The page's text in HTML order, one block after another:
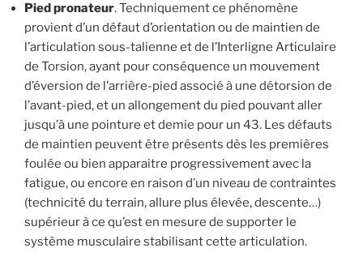
Pied pronateur. Techniquement ce phénomène
provient d’un défaut d’orientation ou de maintien de
l’articulation sous-talienne et de l’Interligne Articulaire
de Torsion, ayant pour conséquence un mouvement
d’éversion de l’arrière-pied associé à une détorsion de
l’avant-pied, et un allongement du pied pouvant aller
jusqu’à une pointure et demie pour un 43. Les défauts
de maintien peuvent être présents dès les premières
foulée ou bien apparaitre progressivement avec la
fatigue, ou encore en raison d’un niveau de contraintes
(technicité du terrain, allure plus élevée, descente…)
supérieur à ce qu’est en mesure de supporter le
système musculaire stabilisant cette articulation.